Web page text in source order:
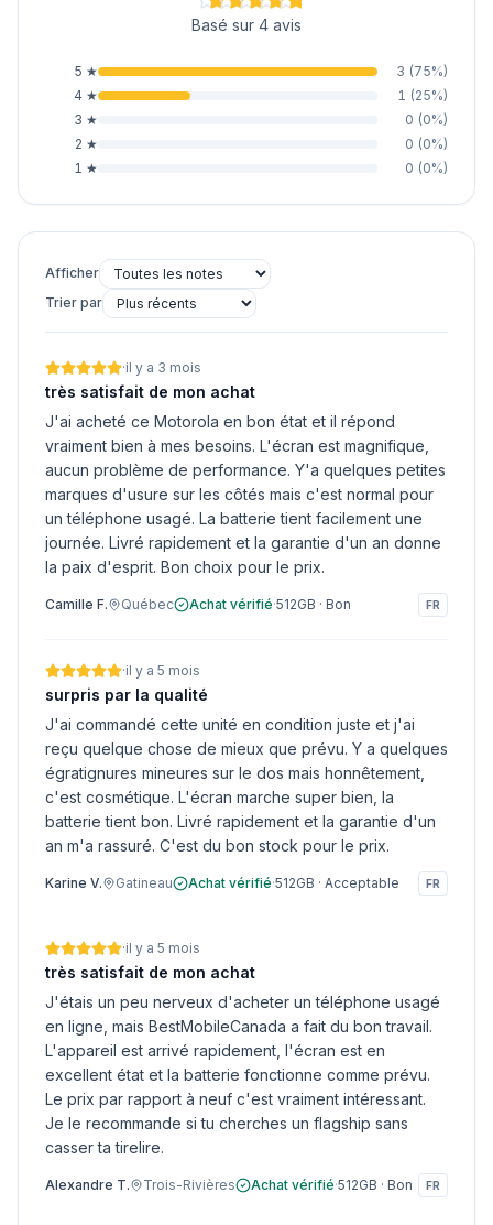
Basé sur 4 avis
5 ★ 3 (75%)
4 ★ 1 (25%)
3 ★ 0 (0%)
2 ★ 0 (0%)
1 ★ 0 (0%)
Afficher
Trier par
·il y a 3 mois
très satisfait de mon achat
J'ai acheté ce Motorola en bon état et il répond
vraiment bien à mes besoins. L'écran est magnifique,
aucun problème de performance. Y'a quelques petites
marques d'usure sur les côtés mais c'est normal pour
un téléphone usagé. La batterie tient facilement une
journée. Livré rapidement et la garantie d'un an donne
la paix d'esprit. Bon choix pour le prix.
Camille F. Québec Achat vérifié·512GB · Bon FR
·il y a 5 mois
surpris par la qualité
J'ai commandé cette unité en condition juste et j'ai
reçu quelque chose de mieux que prévu. Y a quelques
égratignures mineures sur le dos mais honnêtement,
c'est cosmétique. L'écran marche super bien, la
batterie tient bon. Livré rapidement et la garantie d'un
an m'a rassuré. C'est du bon stock pour le prix.
Karine V. Gatineau Achat vérifié·512GB · Acceptable FR
·il y a 5 mois
très satisfait de mon achat
J'étais un peu nerveux d'acheter un téléphone usagé
en ligne, mais BestMobileCanada a fait du bon travail.
L'appareil est arrivé rapidement, l'écran est en
excellent état et la batterie fonctionne comme prévu.
Le prix par rapport à neuf c'est vraiment intéressant.
Je le recommande si tu cherches un flagship sans
casser ta tirelire.
Alexandre T. Trois-Rivières Achat vérifié·512GB · Bon FR